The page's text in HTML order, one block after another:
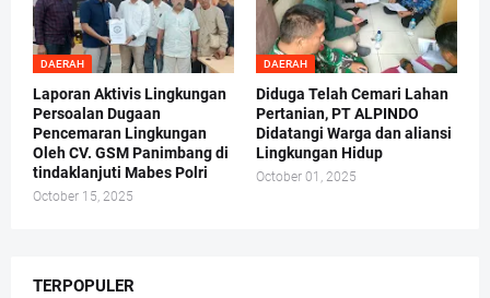
DAERAH
Laporan Aktivis Lingkungan
Persoalan Dugaan
Pencemaran Lingkungan
Oleh CV. GSM Panimbang di
tindaklanjuti Mabes Polri
October 15, 2025
DAERAH
Diduga Telah Cemari Lahan
Pertanian, PT ALPINDO
Didatangi Warga dan aliansi
Lingkungan Hidup
October 01, 2025
TERPOPULER